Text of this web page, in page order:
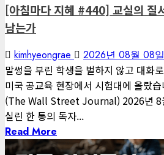
[아침마다 지혜 #440] 교실의 질
남는가
kimhyeongrae 2026년 08월 08일
말썽을 부린 학생을 벌하지 않고 대화
미국 공교육 현장에서 시험대에 올랐
(The Wall Street Journal) 2026년 8
실린 한 통의 독자...
Read More
1 minute read